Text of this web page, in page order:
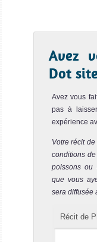
a été le lieu de
Lohsamah
Le site de
Koh Phi Phi Don.
Koh Hah
Le site de plongée
Avez
Dot
Avez vous
pas à
expérience
Votre récit
conditions
poissons ou
que vous
sera diffusée
Récit de